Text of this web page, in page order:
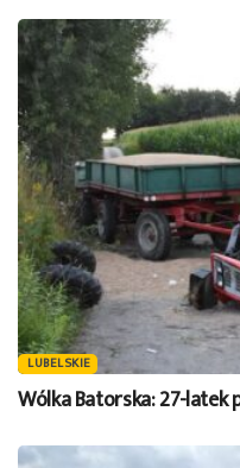
LUBELSKIE
Wólka Batorska: 27-latek